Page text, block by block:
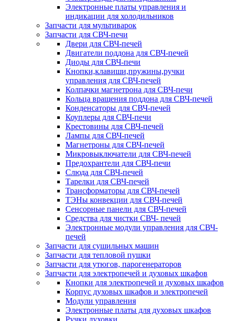
Электронные платы управления и
индикации для холодильников
Запчасти для мультиварок
Запчасти для СВЧ-печи
Двери для СВЧ-печей
Двигатели поддона для СВЧ-печей
Диоды для СВЧ-печи
Кнопки,клавиши,пружины,ручки
управления для СВЧ-печей
Колпачки магнетрона для СВЧ-печи
Кольца вращения поддона для СВЧ-печей
Конденсаторы для СВЧ-печей
Коуплеры для СВЧ-печи
Крестовины для СВЧ-печей
Лампы для СВЧ-печей
Магнетроны для СВЧ-печей
Микровыключатели для СВЧ-печей
Предохрантели для СВЧ-печи
Слюда для СВЧ-печей
Тарелки для СВЧ-печей
Трансформаторы для СВЧ-печей
ТЭНы конвекции для СВЧ-печей
Сенсорные панели для СВЧ-печей
Средства для чистки СВЧ- печей
Электронные модули управления для СВЧ-
печей
Запчасти для сушильных машин
Запчасти для тепловой пушки
Запчасти для утюгов, парогенераторов
Запчасти для электропечей и духовых шкафов
Кнопки для электропечей и духовых шкафов
Корпус духовых шкафов и электропечей
Модули управления
Электронные платы для духовых шкафов
Ручки духовки